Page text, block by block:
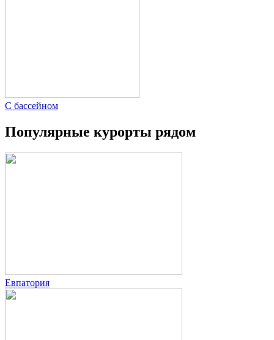
С бассейном
Популярные курорты рядом
Евпатория